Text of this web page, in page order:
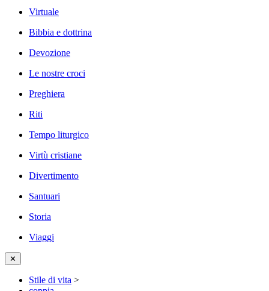
Virtuale
Bibbia e dottrina
Devozione
Le nostre croci
Preghiera
Riti
Tempo liturgico
Virtù cristiane
Divertimento
Santuari
Storia
Viaggi
✕
Stile di vita >